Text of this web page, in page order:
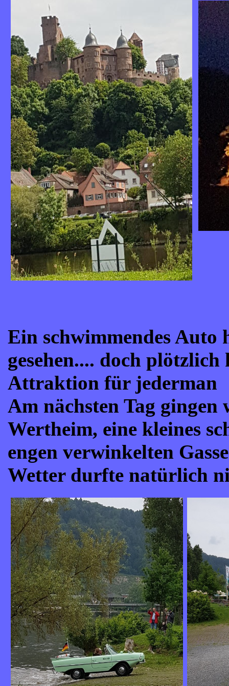
Ein schwimmendes Auto
gesehen.... doch
Attraktion für jederman
Am nächsten Tag
Wertheim, eine kleines
engen verwinkelten
Wetter durfte natürlich